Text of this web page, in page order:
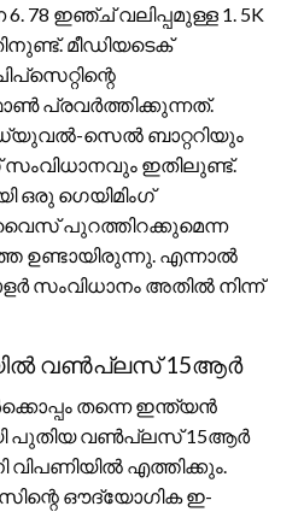
78 ഇഞ്ച് വലിപ്പമുള്ള 1. 5K
മീഡിയടെക്
പ്രവർത്തിക്കുന്നത്.
ഡ്യുവൽ-സെൽ ബാറ്ററിയും
സംവിധാനവും ഇതിലുണ്ട്.
ഗെയിമിംഗ്
പുറത്തിറക്കുമെന്ന
ഉണ്ടായിരുന്നു. എന്നാൽ
അതിൽ നിന്ന്
വൺപ്ലസ് 15ആർ
തന്നെ ഇന്ത്യൻ
പുതിയ വൺപ്ലസ് 15ആർ
വിപണിയിൽ എത്തിക്കും.
ഔദ്യോഗിക ഇ-